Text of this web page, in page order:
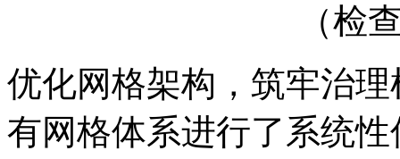
（检
优化网格架构，筑牢治
有网格体系进行了系统